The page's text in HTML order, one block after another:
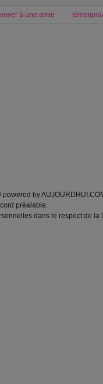
à une amie
by
préalable.
dans le respect de